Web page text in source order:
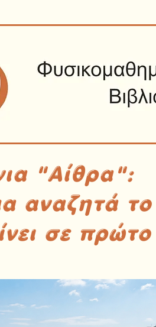
"Αίθρα":
αναζητά
σε